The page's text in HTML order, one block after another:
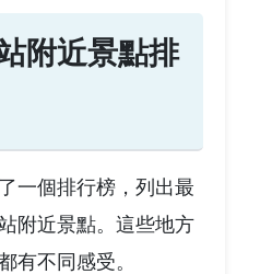
附近景點排
一個排行榜，列出最
附近景點。這些地方
有不同感受。